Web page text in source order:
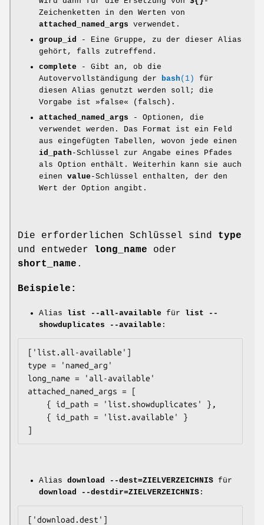
Zeichenketten in den Werten von
attached_named_args verwendet.
group_id
- Eine Gruppe, zu der dieser Alias
gehört, falls zutreffend.
complete - Gibt an, ob die
Autovervollständigung der
bash (1)
für
diesen Alias genutzt werden soll; die
Vorgabe ist »false« (falsch).
attached_named_args - Optionen, die
verwendet werden. Das Format ist ein Feld
aus eingefügten Tabellen, wovon jede einen
id_path -Schlüssel zur Angabe eines Pfades
als Option enthält. Weiterhin kann sie auch
einen value -Schlüssel enthalten, der den
Wert der Option angibt.
Die erforderlichen Schlüssel sind type
und entweder long_name oder
short_name .
Beispiele:
Alias list --all-available für list --
showduplicates --available :
['list.all-available']
type = 'named_arg'
long_name = 'all-available'
attached_named_args = [
Alias download --dest=ZIELVERZEICHNIS für
download --destdir=ZIELVERZEICHNIS :
['download.dest']